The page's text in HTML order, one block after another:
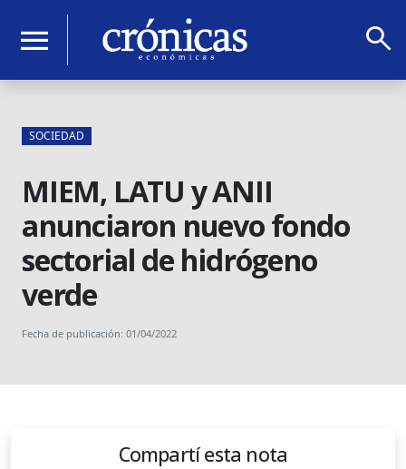
menu search
SOCIEDAD
MIEM, LATU y ANII
anunciaron nuevo fondo
sectorial de hidrógeno
verde
Fecha de publicación: 01/04/2022
Compartí esta nota